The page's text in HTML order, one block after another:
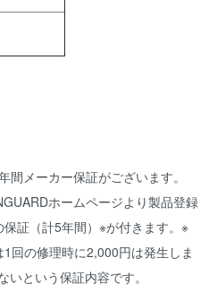
間メーカー保証がございます。
ホームページより製品登録
証（計5年間）※が付きます。※
回の修理時に2,000円は発生しま
という保証内容です。